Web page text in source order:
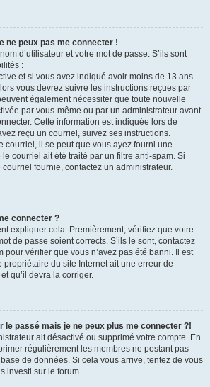
ne peux pas me connecter !
d’utilisateur et votre mot de passe. S’ils sont
:
et si vous avez indiqué avoir moins de 13 ans
vous devrez suivre les instructions reçues par
également nécessiter que toute nouvelle
par vous-même ou par un administrateur avant
Cette information est indiquée lors de
reçu un courriel, suivez ses instructions.
courriel, il se peut que vous ayez fourni une
courriel ait été traité par un filtre anti-spam. Si
courriel fournie, contactez un administrateur.
connecter ?
expliquer cela. Premièrement, vérifiez que votre
de passe soient corrects. S’ils le sont, contactez
pour vérifier que vous n’avez pas été banni. Il est
du site Internet ait une erreur de
qu’il devra la corriger.
le passé mais je ne peux plus me connecter ?!
ait désactivé ou supprimé votre compte. En
régulièrement les membres ne postant pas
de données. Si cela vous arrive, tentez de vous
investi sur le forum.